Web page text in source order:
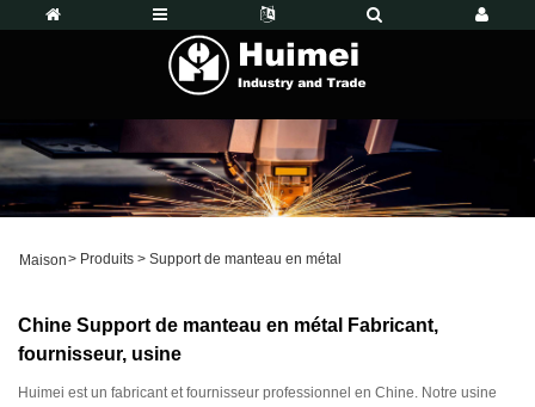
Maison> Produits > Support de manteau en métal
Chine Support de manteau en métal Fabricant,
fournisseur, usine
Huimei est un fabricant et fournisseur professionnel en Chine. Notre usine